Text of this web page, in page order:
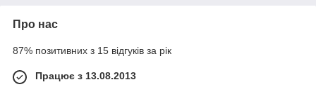
Про нас
87% позитивних з 15 відгуків за рік
Працює з 13.08.2013